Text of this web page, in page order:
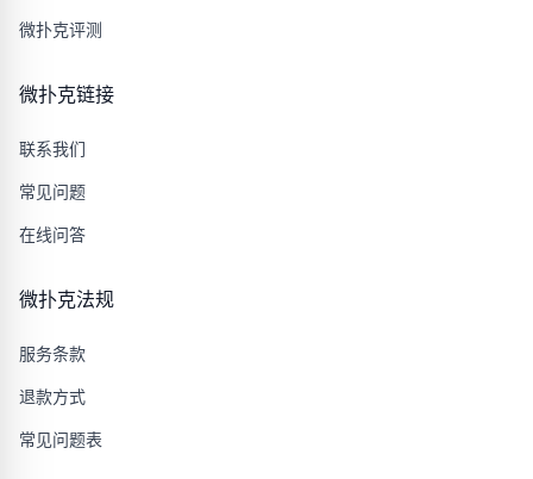
微扑克评测
微扑克链接
联系我们
常见问题
在线问答
微扑克法规
服务条款
退款方式
常见问题表